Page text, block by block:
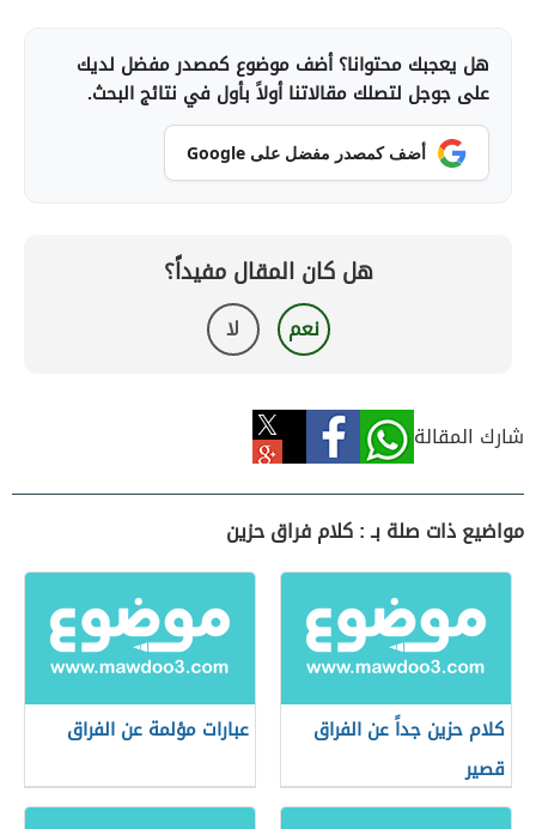
هل يعجبك محتوانا؟ أضف موضوع كمصدر مفضل لديك
على جوجل لتصلك مقالاتنا أولاً بأول في نتائج البحث.
أضف كمصدر مفضل على Google
هل كان المقال مفيداً؟
نعم لا
شارك المقالة
مواضيع ذات صلة بـ : كلام فراق حزين
كلام حزين جداً عن الفراق
قصير
عبارات مؤلمة عن الفراق